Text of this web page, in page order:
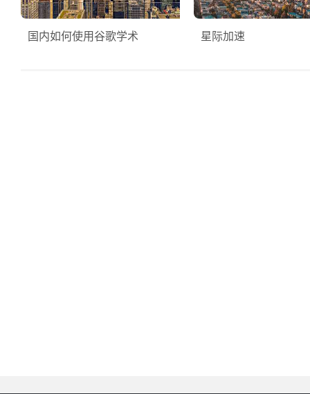
国内如何使用谷歌学术 星际加速